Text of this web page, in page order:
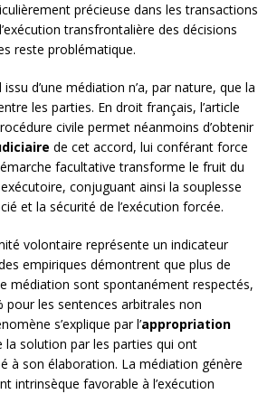
précieuse dans les transactions
transfrontalière des décisions
reste problématique.
issu d’une médiation n’a, par nature, que la
les parties. En droit français, l’article
civile permet néanmoins d’obtenir
de cet accord, lui conférant force
facultative transforme le fruit du
conjuguant ainsi la souplesse
et la sécurité de l’exécution forcée.
volontaire représente un indicateur
empiriques démontrent que plus de
médiation sont spontanément respectés,
pour les sentences arbitrales non
s’explique par l’appropriation
la solution par les parties qui ont
à son élaboration. La médiation génère
intrinsèque favorable à l’exécution